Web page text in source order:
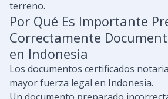
terreno.
Por Qué Es Importante
Correctamente
en Indonesia
Los documentos certificados
mayor fuerza legal en Indonesia.